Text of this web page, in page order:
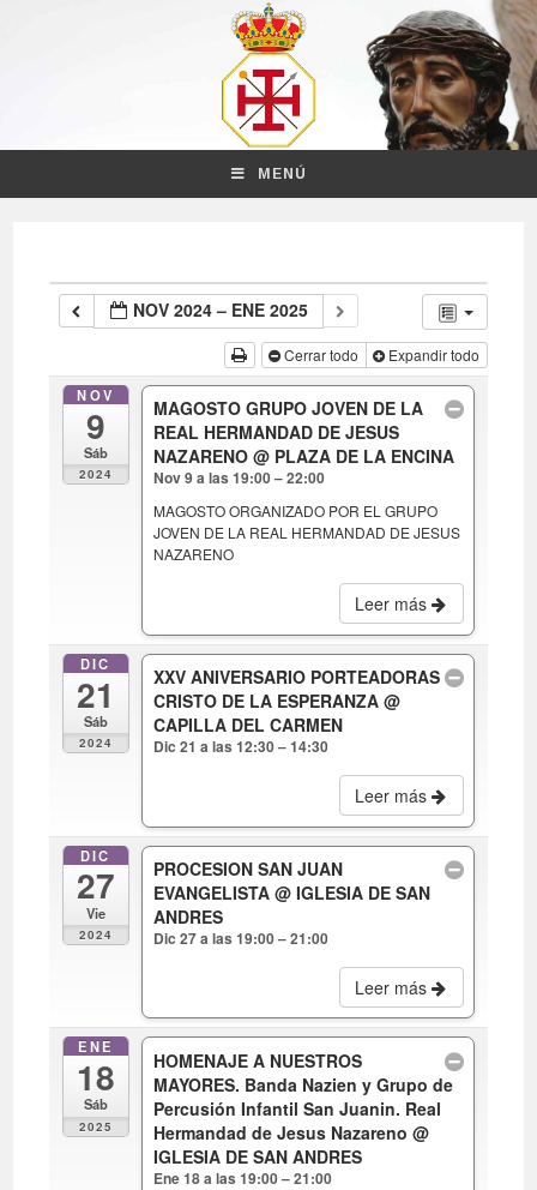
MENÚ
NOV 2024 – ENE 2025
Cerrar todo Expandir todo
NOV
9
Sáb
2024
MAGOSTO GRUPO JOVEN DE LA
REAL HERMANDAD DE JESUS
NAZARENO @ PLAZA DE LA ENCINA
Nov 9 a las 19:00 – 22:00
MAGOSTO ORGANIZADO POR EL GRUPO
JOVEN DE LA REAL HERMANDAD DE JESUS
NAZARENO
Leer más
DIC
21
Sáb
2024
XXV ANIVERSARIO PORTEADORAS
CRISTO DE LA ESPERANZA @
CAPILLA DEL CARMEN
Dic 21 a las 12:30 – 14:30
Leer más
DIC
27
Vie
2024
PROCESION SAN JUAN
EVANGELISTA @ IGLESIA DE SAN
ANDRES
Dic 27 a las 19:00 – 21:00
Leer más
ENE
18
Sáb
2025
HOMENAJE A NUESTROS
MAYORES. Banda Nazien y Grupo de
Percusión Infantil San Juanin. Real
Hermandad de Jesus Nazareno @
IGLESIA DE SAN ANDRES
Ene 18 a las 19:00 – 21:00